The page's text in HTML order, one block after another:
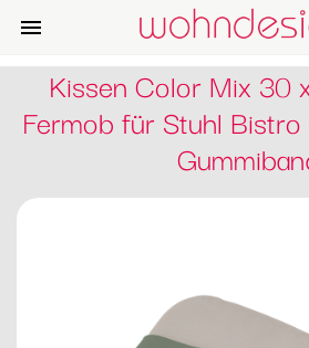

Kissen Color Mix 30
Fermob für Stuhl